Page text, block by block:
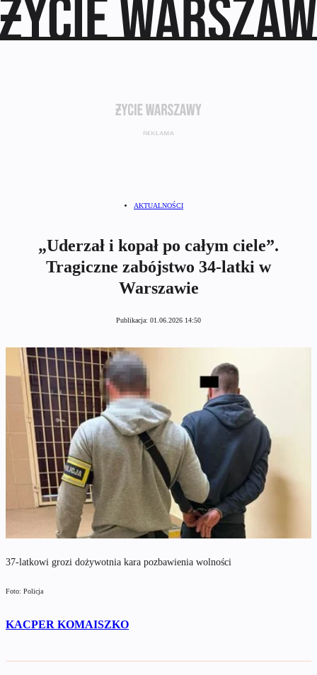
AKTUALNOŚCI
„Uderzał i kopał po całym ciele”.
Tragiczne zabójstwo 34-latki w
Warszawie
Publikacja: 01.06.2026 14:50
37-latkowi grozi dożywotnia kara pozbawienia wolności
Foto: Policja
KACPER KOMAISZKO